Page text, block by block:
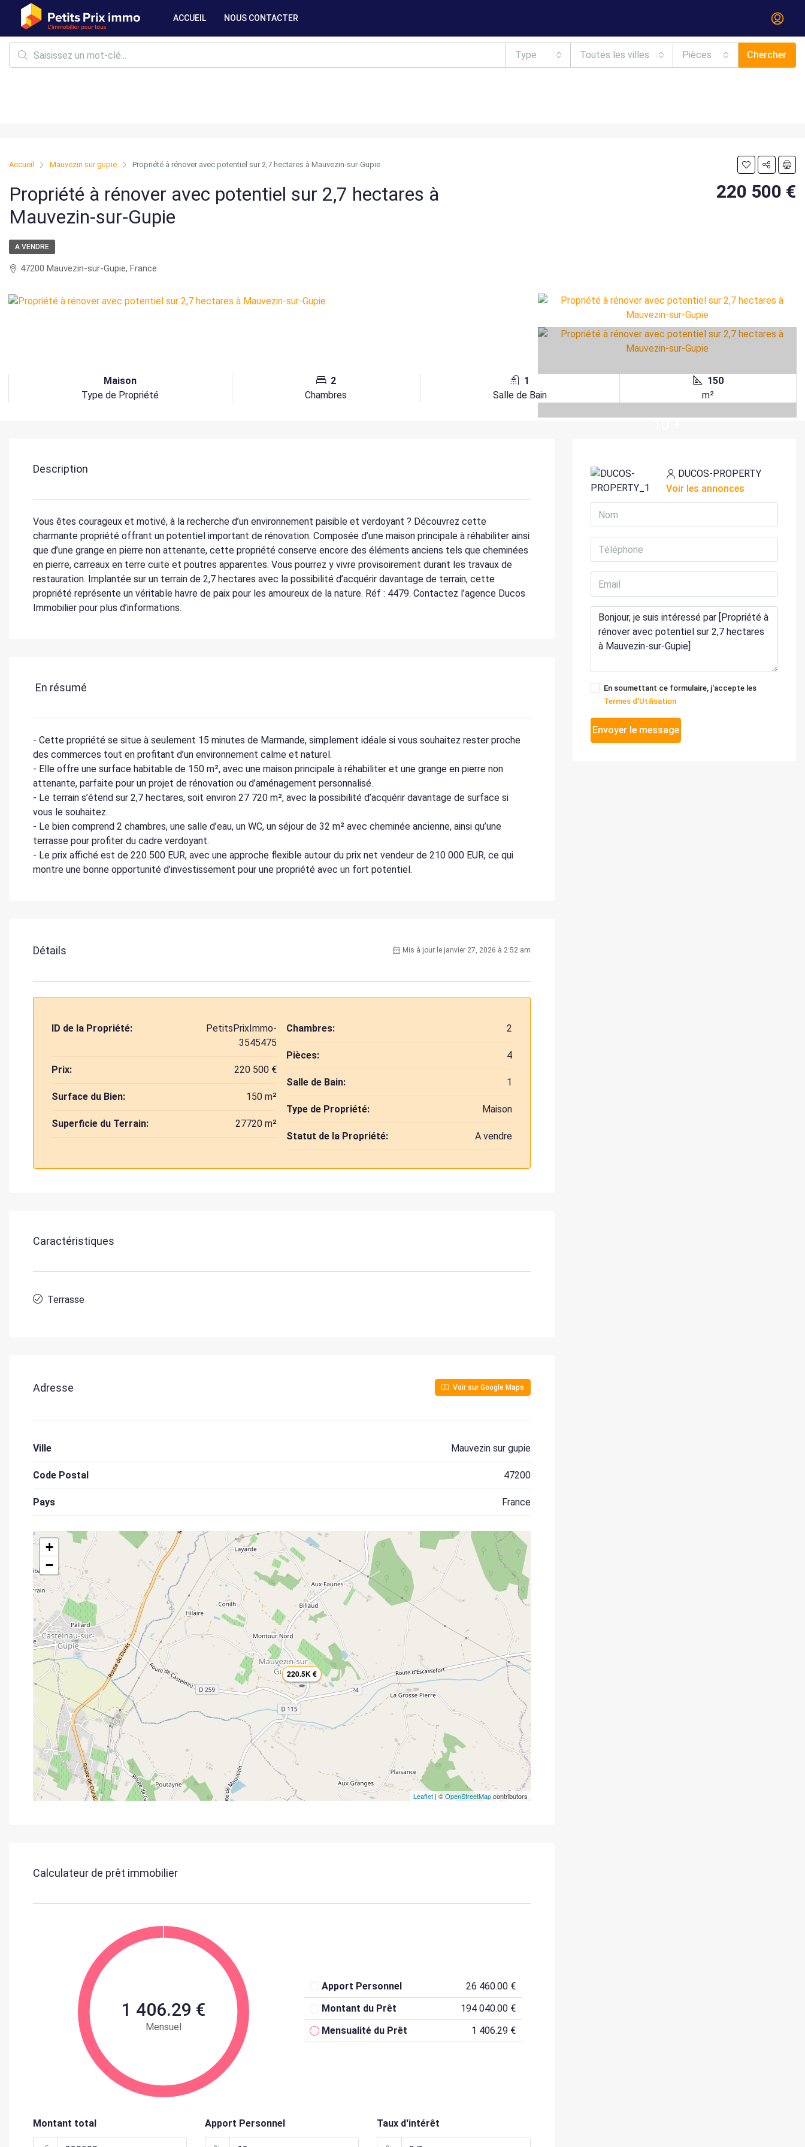
ACCUEIL NOUS CONTACTER
Type Toutes les villes Pièces Chercher
Accueil Mauvezin sur gupie Propriété à rénover avec potentiel sur 2,7 hectares à Mauvezin-sur-Gupie
Propriété à rénover avec potentiel sur 2,7 hectares à
Mauvezin-sur-Gupie
220 500 €
A VENDRE
47200 Mauvezin-sur-Gupie, France
Maison
Type de Propriété
2
Chambres
1
Salle de Bain
150
m²
Description
Vous êtes courageux et motivé, à la recherche d’un environnement paisible et verdoyant ? Découvrez cette
charmante propriété offrant un potentiel important de rénovation. Composée d’une maison principale à réhabiliter ainsi
que d’une grange en pierre non attenante, cette propriété conserve encore des éléments anciens tels que cheminées
en pierre, carreaux en terre cuite et poutres apparentes. Vous pourrez y vivre provisoirement durant les travaux de
restauration. Implantée sur un terrain de 2,7 hectares avec la possibilité d’acquérir davantage de terrain, cette
propriété représente un véritable havre de paix pour les amoureux de la nature. Réf : 4479. Contactez l’agence Ducos
Immobilier pour plus d’informations.
En résumé
- Cette propriété se situe à seulement 15 minutes de Marmande, simplement idéale si vous souhaitez rester proche
des commerces tout en profitant d’un environnement calme et naturel.
- Elle offre une surface habitable de 150 m², avec une maison principale à réhabiliter et une grange en pierre non
attenante, parfaite pour un projet de rénovation ou d’aménagement personnalisé.
- Le terrain s’étend sur 2,7 hectares, soit environ 27 720 m², avec la possibilité d’acquérir davantage de surface si
vous le souhaitez.
- Le bien comprend 2 chambres, une salle d’eau, un WC, un séjour de 32 m² avec cheminée ancienne, ainsi qu’une
terrasse pour profiter du cadre verdoyant.
- Le prix affiché est de 220 500 EUR, avec une approche flexible autour du prix net vendeur de 210 000 EUR, ce qui
montre une bonne opportunité d’investissement pour une propriété avec un fort potentiel.
Détails Mis à jour le janvier 27, 2026 à 2:52 am
ID de la Propriété:
PetitsPrixImmo-
3545475
Prix: 220 500 €
Surface du Bien: 150 m²
Superficie du Terrain: 27720 m²
Chambres: 2
Pièces: 4
Salle de Bain: 1
Type de Propriété: Maison
Statut de la Propriété: A vendre
Caractéristiques
Terrasse
Adresse Voir sur Google Maps
Ville Mauvezin sur gupie
Code Postal 47200
Pays France
220.5K €
+
−
Leaflet| ©OpenStreetMapcontributors
Calculateur de prêt immobilier
1 406.29 €
Mensuel
Apport Personnel
26 460.00 €
Montant du Prêt
194 040.00 €
Mensualité du Prêt
1 406.29 €
Montant total Apport Personnel Taux d'intérêt
DUCOS-PROPERTY
Voir les annonces
En soumettant ce formulaire, j'accepte les
Termes d'Utilisation
Envoyer le message